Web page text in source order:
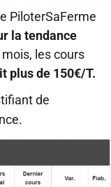
PiloterSaFerme
la tendance
mois, les cours
plus de 150€/T.
de